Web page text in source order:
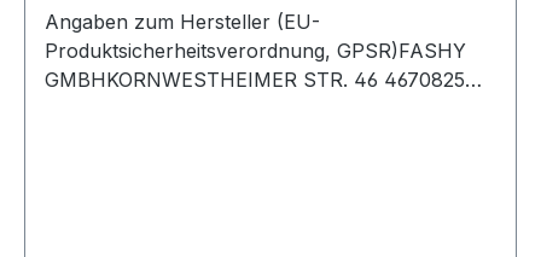
Angaben zum Hersteller (EU-
Produktsicherheitsverordnung, GPSR)FASHY
GMBHKORNWESTHEIMER STR. 46 4670825